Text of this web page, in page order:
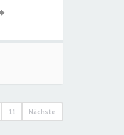
11 Nächste